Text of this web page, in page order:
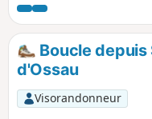
peut-être vers l'Ossau.
intéressantes en
Boucle
d'Ossau
Visorandonneur